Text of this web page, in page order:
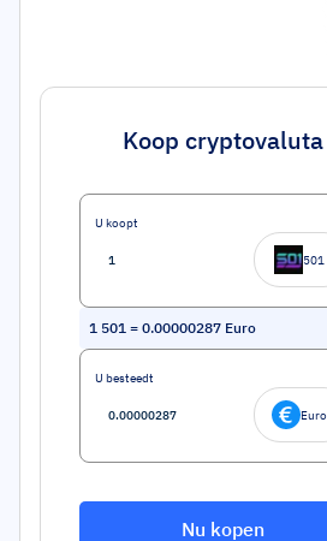
Koop cryptovaluta
U koopt
501
1 501 = 0.00000287 Euro
U besteedt
Euro
Nu kopen